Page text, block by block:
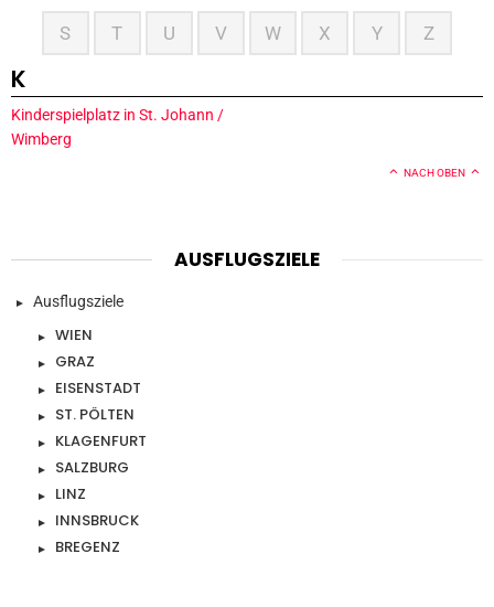
S T U V W X Y Z
K
Kinderspielplatz in St. Johann /
Wimberg
NACH OBEN
AUSFLUGSZIELE
Ausflugsziele
WIEN
GRAZ
EISENSTADT
ST. PÖLTEN
KLAGENFURT
SALZBURG
LINZ
INNSBRUCK
BREGENZ